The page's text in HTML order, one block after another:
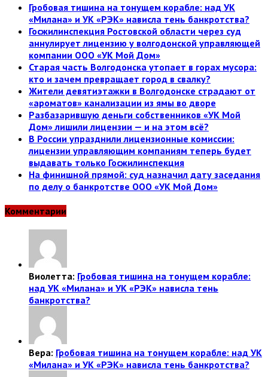
Гробовая тишина на тонущем корабле: над УК
«Милана» и УК «РЭК» нависла тень банкротства?
Госжилинспекция Ростовской области через суд
аннулирует лицензию у волгодонской управляющей
компании ООО «УК Мой Дом»
Старая часть Волгодонска утопает в горах мусора:
кто и зачем превращает город в свалку?
Жители девятиэтажки в Волгодонске страдают от
«ароматов» канализации из ямы во дворе
Разбазарившую деньги собственников «УК Мой
Дом» лишили лицензии — и на этом всё?
В России упразднили лицензионные комиссии:
лицензии управляющим компаниям теперь будет
выдавать только Госжилинспекция
На финишной прямой: суд назначил дату заседания
по делу о банкротстве ООО «УК Мой Дом»
Комментарии
Виолетта: Гробовая тишина на тонущем корабле:
над УК «Милана» и УК «РЭК» нависла тень
банкротства?
Вера: Гробовая тишина на тонущем корабле: над УК
«Милана» и УК «РЭК» нависла тень банкротства?